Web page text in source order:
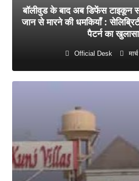
बॉलीवुड के बाद अब डिफेंस टाइकून
जान से मारने की धमकियाँ :
पैटर्न का खुलासा
Official Desk